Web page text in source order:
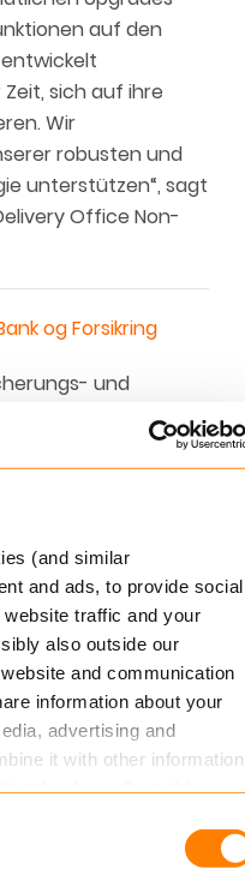
(and similar
and ads, to provide social
traffic and your
also outside our
and communication
information about your
advertising and
it with other information
auf den
sich auf ihre
Wir
robusten und
unterstützen“, sagt
Office Non-
og Forsikring
und
über das Internet.
Umfrage, die von
norwegischen
wurde,
Platz bei der
inseinem